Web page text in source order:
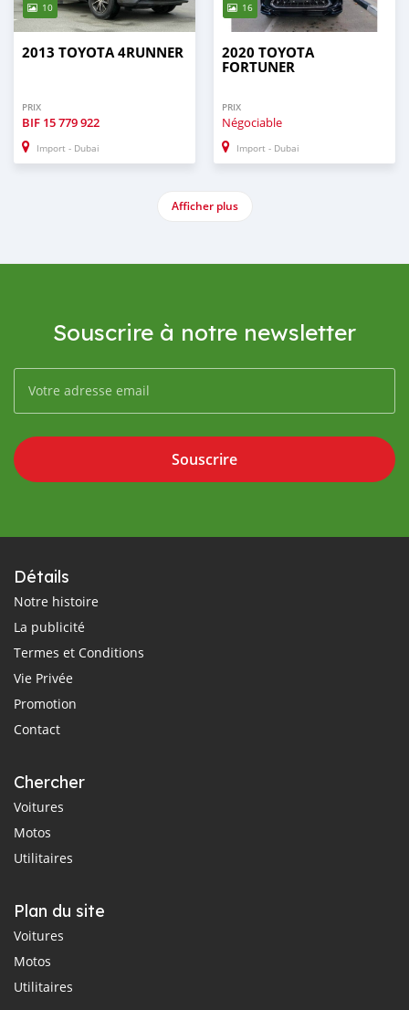
10
2013 TOYOTA 4RUNNER
PRIX
BIF 15 779 922
Import - Dubai
16
2020 TOYOTA
FORTUNER
PRIX
Négociable
Import - Dubai
Afficher plus
Souscrire à notre newsletter
Souscrire
Détails
Notre histoire
La publicité
Termes et Conditions
Vie Privée
Promotion
Contact
Chercher
Voitures
Motos
Utilitaires
Plan du site
Voitures
Motos
Utilitaires